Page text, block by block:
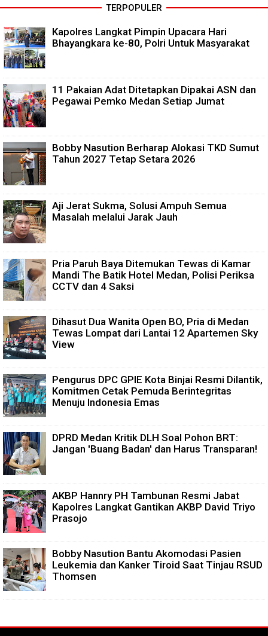
TERPOPULER
Kapolres Langkat Pimpin Upacara Hari
Bhayangkara ke-80, Polri Untuk Masyarakat
11 Pakaian Adat Ditetapkan Dipakai ASN dan
Pegawai Pemko Medan Setiap Jumat
Bobby Nasution Berharap Alokasi TKD Sumut
Tahun 2027 Tetap Setara 2026
Aji Jerat Sukma, Solusi Ampuh Semua
Masalah melalui Jarak Jauh
Pria Paruh Baya Ditemukan Tewas di Kamar
Mandi The Batik Hotel Medan, Polisi Periksa
CCTV dan 4 Saksi
Dihasut Dua Wanita Open BO, Pria di Medan
Tewas Lompat dari Lantai 12 Apartemen Sky
View
Pengurus DPC GPIE Kota Binjai Resmi Dilantik,
Komitmen Cetak Pemuda Berintegritas
Menuju Indonesia Emas
DPRD Medan Kritik DLH Soal Pohon BRT:
Jangan 'Buang Badan' dan Harus Transparan!
AKBP Hannry PH Tambunan Resmi Jabat
Kapolres Langkat Gantikan AKBP David Triyo
Prasojo
Bobby Nasution Bantu Akomodasi Pasien
Leukemia dan Kanker Tiroid Saat Tinjau RSUD
Thomsen